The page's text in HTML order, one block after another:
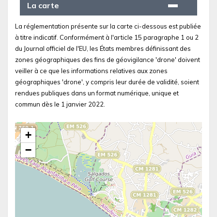
La carte
La réglementation présente sur la carte ci-dessous est publiée
à titre indicatif. Conformément à l'article 15 paragraphe 1 ou 2
du Journal officiel de l'EU, les États membres définissant des
zones géographiques des fins de géovigilance 'drone' doivent
veiller à ce que les informations relatives aux zones
géographiques 'drone', y compris leur durée de validité, soient
rendues publiques dans un format numérique, unique et
commun dès le 1 janvier 2022.